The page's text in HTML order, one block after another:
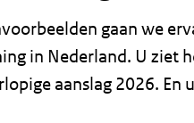
gaan we
in Nederland. U ziet
aanslag 2026.